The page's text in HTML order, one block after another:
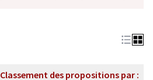
Classement des propositions par :